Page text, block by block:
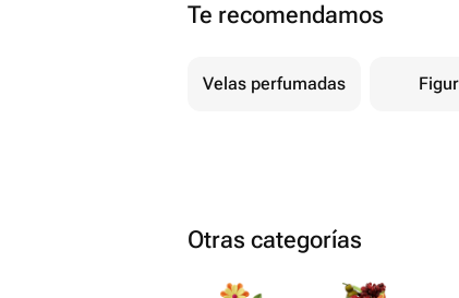
Te recomendamos
Velas perfumadas
Otras categorías